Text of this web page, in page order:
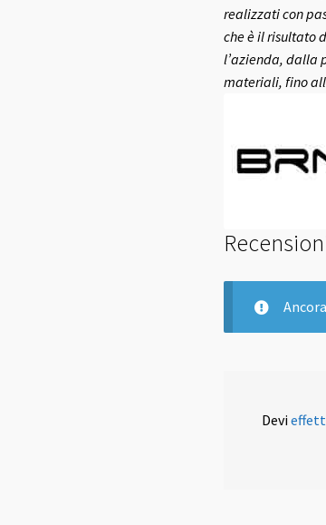
realizzati con
che è il risultato
l’azienda, dalla
materiali, fino
Devi